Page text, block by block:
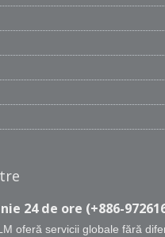
24 de ore (+886-
oferă servicii globale fără